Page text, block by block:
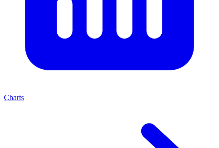
Charts